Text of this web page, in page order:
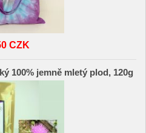
CZK
100% jemně mletý plod, 120g